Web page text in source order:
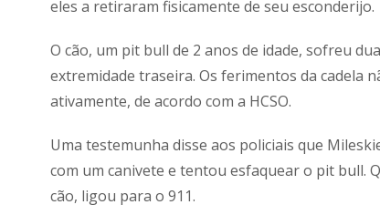
eles a retiraram fisicamente de seu esconderijo.
O cão, um pit bull de 2 anos de idade, sofreu
extremidade traseira. Os ferimentos da cadela
ativamente, de acordo com a HCSO.
Uma testemunha disse aos policiais que
com um canivete e tentou esfaquear o pit bull.
cão, ligou para o 911.